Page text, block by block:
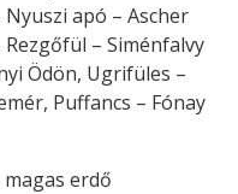
apó – Ascher
– Siménfalvy
Ödön, Ugrifüles –
Puffancs – Fónay
erdő